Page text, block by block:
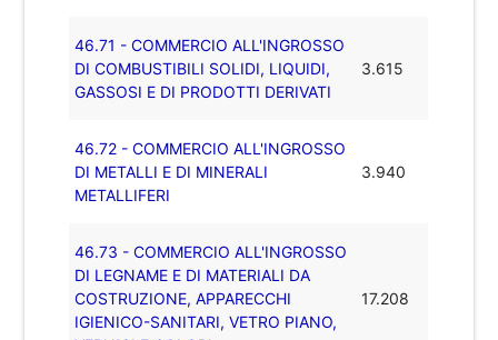
46.71 - COMMERCIO ALL'INGROSSO
DI COMBUSTIBILI SOLIDI, LIQUIDI,
GASSOSI E DI PRODOTTI DERIVATI
3.615
46.72 - COMMERCIO ALL'INGROSSO
DI METALLI E DI MINERALI
METALLIFERI
3.940
46.73 - COMMERCIO ALL'INGROSSO
DI LEGNAME E DI MATERIALI DA
COSTRUZIONE, APPARECCHI
IGIENICO-SANITARI, VETRO PIANO,
17.208